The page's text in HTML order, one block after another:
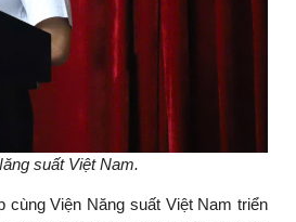
suất Việt Nam.
Viện Năng suất Việt Nam triển